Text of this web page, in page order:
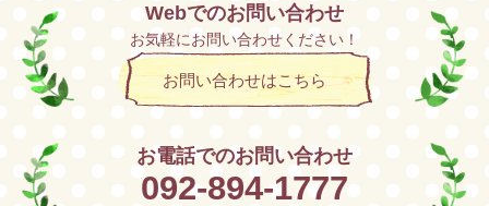
Webでのお問い合わせ
お気軽にお問い合わせください！
お問い合わせはこちら
お電話でのお問い合わせ
092-894-1777